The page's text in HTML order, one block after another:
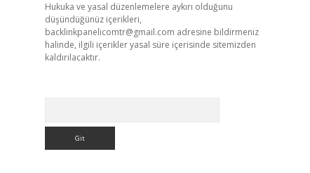
Hukuka ve yasal düzenlemelere aykırı olduğunu
düşündüğünüz içerikleri,
backlinkpanelicomtr@gmail.com adresine bildirmeniz
halinde, ilgili içerikler yasal süre içerisinde sitemizden
kaldırılacaktır.